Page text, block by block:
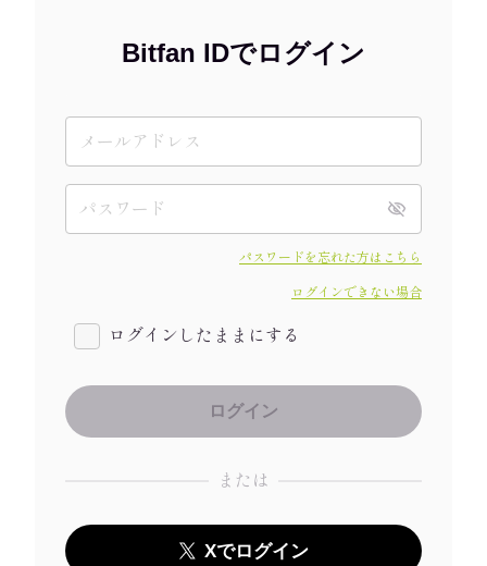
Bitfan IDでログイン
パスワードを忘れた方はこちら
ログインできない場合
ログインしたままにする
または
Xでログイン